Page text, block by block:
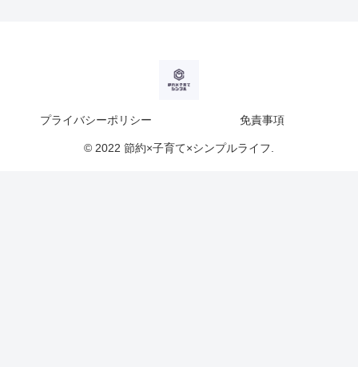
プライバシーポリシー 免責事項
© 2022 節約×子育て×シンプルライフ.